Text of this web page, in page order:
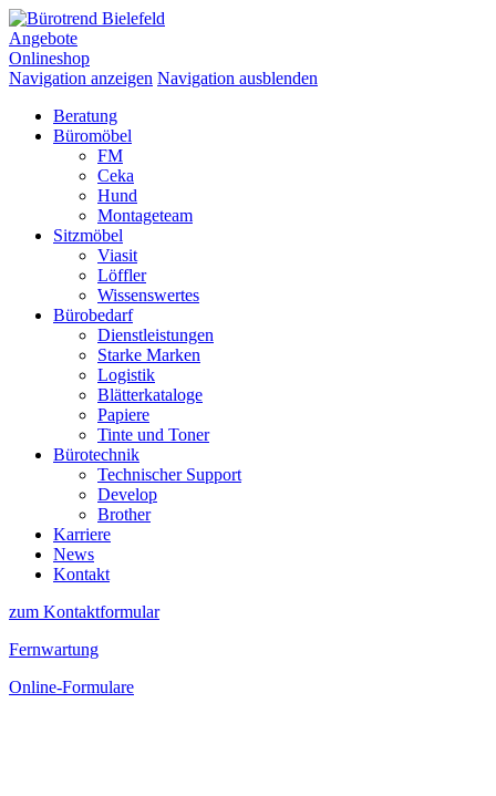
Angebote
Onlineshop
Navigation anzeigen Navigation ausblenden
Beratung
Büromöbel
FM
Ceka
Hund
Montageteam
Sitzmöbel
Viasit
Löffler
Wissenswertes
Bürobedarf
Dienstleistungen
Starke Marken
Logistik
Blätterkataloge
Papiere
Tinte und Toner
Bürotechnik
Technischer Support
Develop
Brother
Karriere
News
Kontakt
zum Kontaktformular
Fernwartung
Online-Formulare